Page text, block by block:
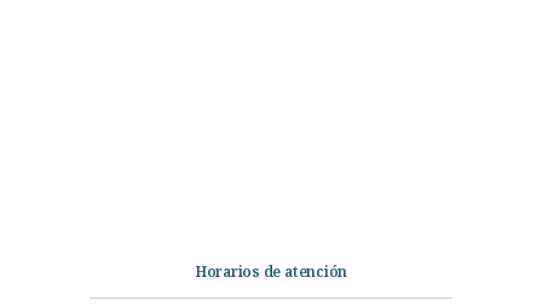
Horarios de atención